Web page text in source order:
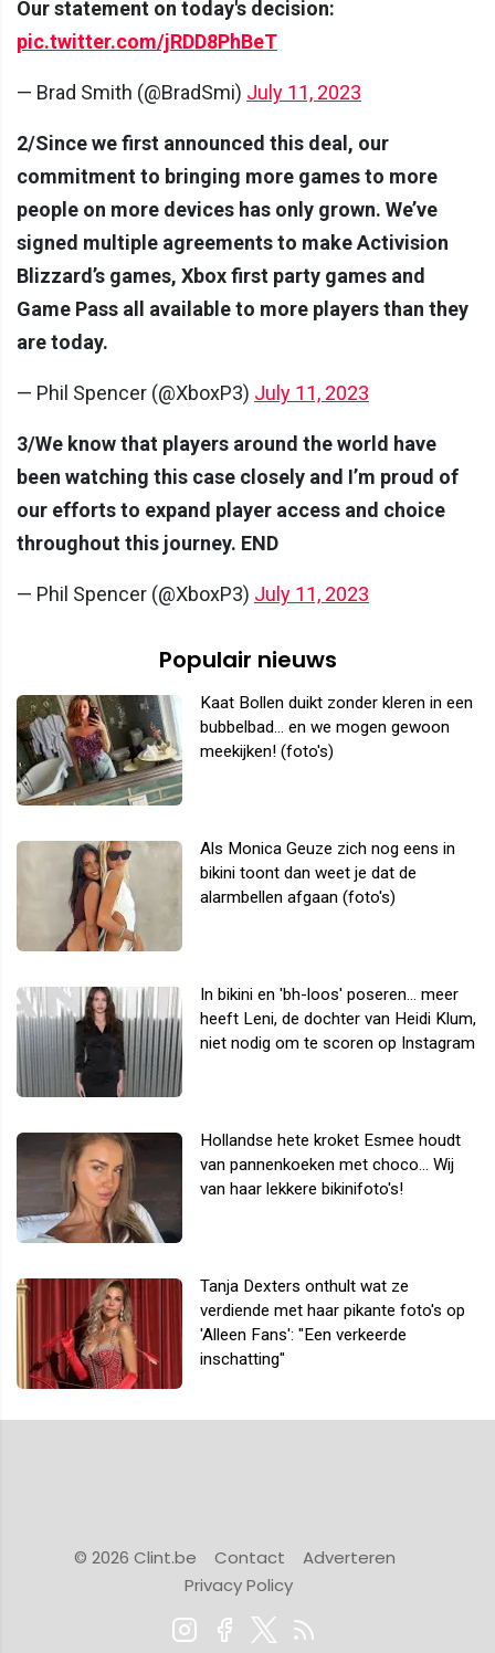
Our statement on today's decision:
pic.twitter.com/jRDD8PhBeT
— Brad Smith (@BradSmi) July 11, 2023
2/Since we first announced this deal, our
commitment to bringing more games to more
people on more devices has only grown. We’ve
signed multiple agreements to make Activision
Blizzard’s games, Xbox first party games and
Game Pass all available to more players than they
are today.
— Phil Spencer (@XboxP3) July 11, 2023
3/We know that players around the world have
been watching this case closely and I’m proud of
our efforts to expand player access and choice
throughout this journey. END
— Phil Spencer (@XboxP3) July 11, 2023
Populair nieuws
Kaat Bollen duikt zonder kleren in een
bubbelbad... en we mogen gewoon
meekijken! (foto's)
Als Monica Geuze zich nog eens in
bikini toont dan weet je dat de
alarmbellen afgaan (foto's)
In bikini en 'bh-loos' poseren... meer
heeft Leni, de dochter van Heidi Klum,
niet nodig om te scoren op Instagram
Hollandse hete kroket Esmee houdt
van pannenkoeken met choco... Wij
van haar lekkere bikinifoto's!
Tanja Dexters onthult wat ze
verdiende met haar pikante foto's op
'Alleen Fans': "Een verkeerde
inschatting"
© 2026 Clint.be Contact
Adverteren
Privacy Policy